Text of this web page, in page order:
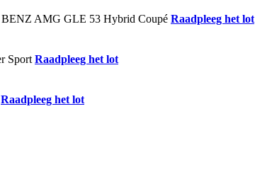
Raadpleeg het lot
Raadpleeg het lot
Raadpleeg het lot